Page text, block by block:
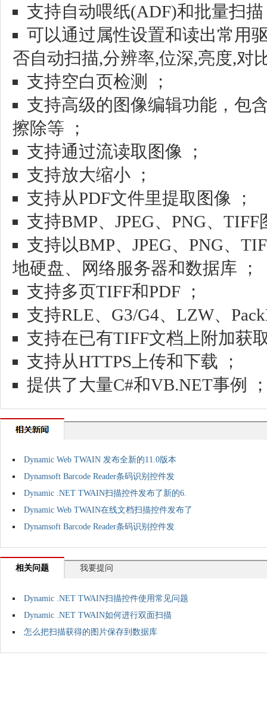
支持自动喂纸(ADF)和批量扫
可以通过属性设置和读出常用
否自动扫描,分辨率,位深,亮度,对
支持空白页检测 ；
支持高级的图像编辑功能，包
擦除等 ；
支持通过流读取图像 ；
支持放大缩小 ；
支持从PDF文件里提取图像 ；
支持BMP、JPEG、PNG、
支持以BMP、JPEG、PNG、
地硬盘、网络服务器和数据库 ；
支持多页TIFF和PDF ；
支持RLE、G3/G4、LZW、
支持在已有TIFF文档上附加获
支持从HTTPS上传和下载 ；
提供了大量C#和VB.NET事例
Dynamic Web TWAIN 发布全新的11.0版本
Dynamsoft Barcode Reader条码识别控件发
Dynamic .NET TWAIN扫描控件发布了新的6.
Dynamic Web TWAIN在线文档扫描控件发布了
Dynamsoft Barcode Reader条码识别控件发
相关问题 我要提问
Dynamic .NET TWAIN扫描控件使用常见问题
Dynamic .NET TWAIN如何进行双面扫描
怎么把扫描获得的图片保存到数据库